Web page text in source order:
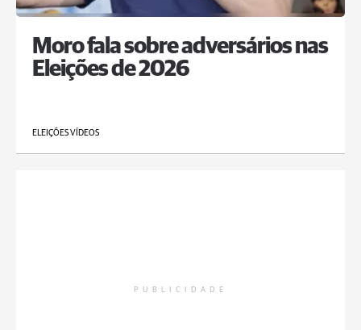
Moro fala sobre adversários nas
Eleições de 2026
ELEIÇÕES VÍDEOS
PUBLICIDADE